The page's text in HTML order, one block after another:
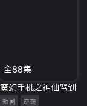
全88集
魔幻手机之神仙驾到
短剧 逆袭